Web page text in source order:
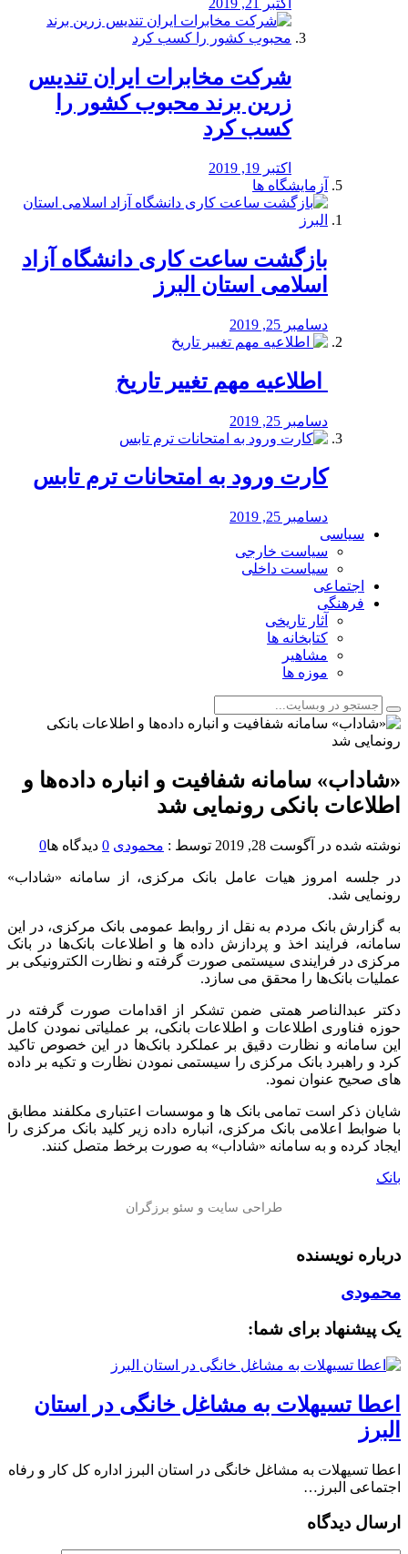
اکتبر 21, 2019
شرکت مخابرات ایران تندیس
زرین برند محبوب کشور را
کسب کرد
اکتبر 19, 2019
آزمایشگاه ها
بازگشت ساعت کاری دانشگاه آزاد
اسلامی استان البرز
دسامبر 25, 2019
️ اطلاعیه مهم تغییر تاریخ
دسامبر 25, 2019
کارت ورود به امتحانات ترم تابس
دسامبر 25, 2019
سیاسی
سیاست خارجی
سیاست داخلی
اجتماعی
فرهنگی
آثار تاریخی
کتابخانه ها
مشاهیر
موزه ها
«شاداب» سامانه شفافیت و انباره داده‌ها و
اطلاعات بانکی رونمایی شد
نوشته شده در آگوست 28, 2019 توسط : محمودی 0 دیدگاه ها0
در جلسه امروز هیات عامل بانک مرکزی، از سامانه «شاداب»
رونمایی شد.
به گزارش بانک مردم به نقل از روابط عمومی بانک مرکزی، در این
سامانه، فرایند اخذ و پردازش داده ها و اطلاعات بانک‌ها در بانک
مرکزی در فرایندی سیستمی صورت گرفته و نظارت الکترونیکی بر
عملیات بانک‌ها را محقق می سازد.
دکتر عبدالناصر همتی ضمن تشکر از اقدامات صورت گرفته در
حوزه فناوری اطلاعات و اطلاعات بانکی، بر عملیاتی نمودن کامل
این سامانه و نظارت دقیق بر عملکرد بانک‌ها در این خصوص تاکید
کرد و راهبرد بانک مرکزی را سیستمی نمودن نظارت و تکیه بر داده
های صحیح عنوان نمود.
شایان ذکر است تمامی بانک ها و موسسات اعتباری مکلفند مطابق
با ضوابط اعلامی بانک مرکزی، انباره داده زیر کلید بانک مرکزی را
ایجاد کرده و به سامانه «شاداب» به صورت برخط متصل کنند.
بانک
درباره نویسنده
محمودی
یک پیشنهاد برای شما:
️اعطا تسیهلات به مشاغل خانگی در استان
البرز
️اعطا تسیهلات به مشاغل خانگی در استان البرز اداره کل کار و رفاه
اجتماعی البرز…
ارسال دیدگاه